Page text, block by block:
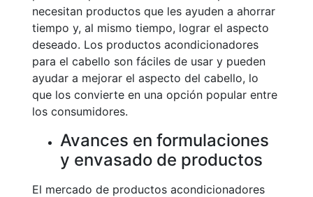
necesitan productos que les ayuden a ahorrar
tiempo y, al mismo tiempo, lograr el aspecto
deseado. Los productos acondicionadores
para el cabello son fáciles de usar y pueden
ayudar a mejorar el aspecto del cabello, lo
que los convierte en una opción popular entre
los consumidores.
Avances en formulaciones
y envasado de productos
El mercado de productos acondicionadores